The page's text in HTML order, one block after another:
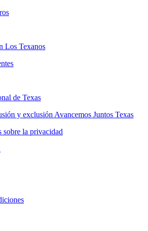
Los Texanos
de Texas
y exclusión Avancemos Juntos Texas
sobre la privacidad